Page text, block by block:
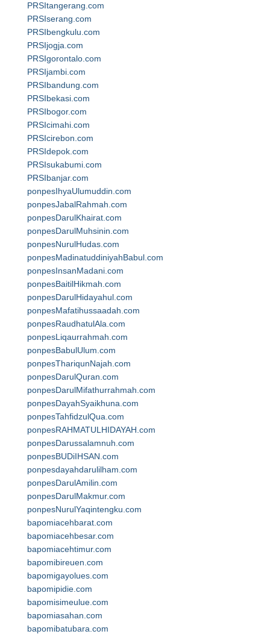
PRSItangerang.com
PRSIserang.com
PRSIbengkulu.com
PRSIjogja.com
PRSIgorontalo.com
PRSIjambi.com
PRSIbandung.com
PRSIbekasi.com
PRSIbogor.com
PRSIcimahi.com
PRSIcirebon.com
PRSIdepok.com
PRSIsukabumi.com
PRSIbanjar.com
ponpesIhyaUlumuddin.com
ponpesJabalRahmah.com
ponpesDarulKhairat.com
ponpesDarulMuhsinin.com
ponpesNurulHudas.com
ponpesMadinatuddiniyahBabul.com
ponpesInsanMadani.com
ponpesBaitilHikmah.com
ponpesDarulHidayahul.com
ponpesMafatihussaadah.com
ponpesRaudhatulAla.com
ponpesLiqaurrahmah.com
ponpesBabulUlum.com
ponpesThariqunNajah.com
ponpesDarulQuran.com
ponpesDarulMifathurrahmah.com
ponpesDayahSyaikhuna.com
ponpesTahfidzulQua.com
ponpesRAHMATULHIDAYAH.com
ponpesDarussalamnuh.com
ponpesBUDiIHSAN.com
ponpesdayahdarulilham.com
ponpesDarulAmilin.com
ponpesDarulMakmur.com
ponpesNurulYaqintengku.com
bapomiacehbarat.com
bapomiacehbesar.com
bapomiacehtimur.com
bapomibireuen.com
bapomigayolues.com
bapomipidie.com
bapomisimeulue.com
bapomiasahan.com
bapomibatubara.com